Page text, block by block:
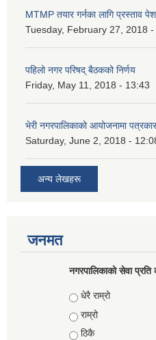
MTMP तयार गर्नका लागि प्रस्ताव
Tuesday, February 27, 2018 -
पहिलो नगर परिषद् बैठकको निर्णय
Friday, May 11, 2018 - 13:43
भेरी नगरपालिकाको आयोजनामा
Saturday, June 2, 2018 -
अन्य लेखहरू
जनमत
नगरपालिकाको सेवा
Choices
धेरै राम्रो
राम्रो
ठिकै